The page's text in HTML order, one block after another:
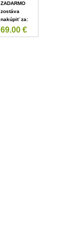
ZADARMO
zostáva
nakúpiť za:
69.00 €